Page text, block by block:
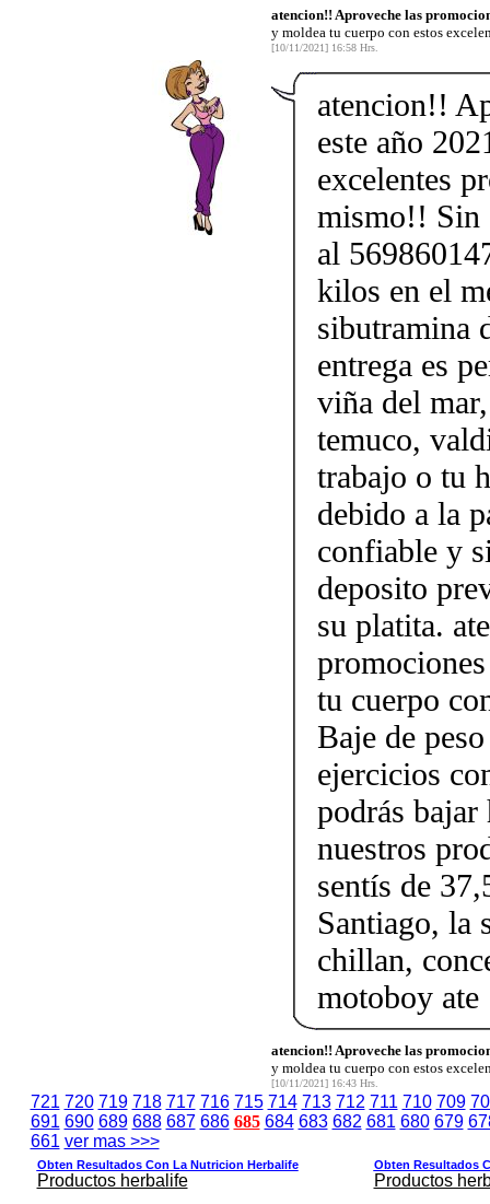
atencion!! Aproveche las
y moldea tu cuerpo con estos
[10/11/2021] 16:58 Hrs.
atencion!!
este año
excelentes
mismo!! Sin
al
kilos en el
sibutramina
entrega es
viña del
temuco,
trabajo o tu
debido a la
confiable y
deposito
su platita.
tu cuerpo
Baje de
ejercicios
podrás bajar
nuestros
sentís de
Santiago, la
chillan,
motoboy ate
atencion!! Aproveche las
y moldea tu cuerpo con estos
[10/11/2021] 16:43 Hrs.
721 720 719 718 717 716 715 714 713 712 711 710 709
691 690 689 688 687 686 685 684 683 682 681 680 679
661 ver mas >>>
Obten Resultados Con La Nutricion Herbalife
Productos herbalife
Obten Resultados
Productos